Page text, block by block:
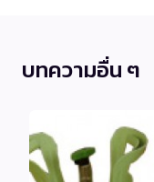
บทความอื่น ๆ